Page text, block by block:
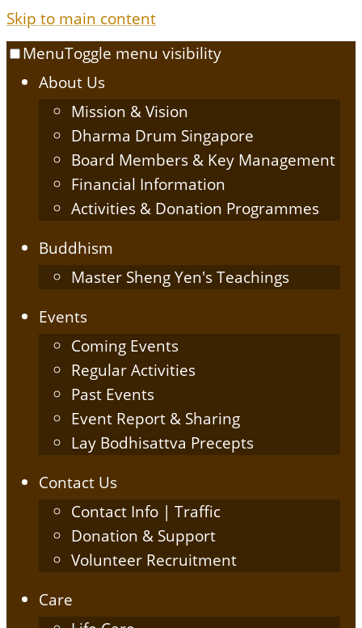
Skip to main content
MenuToggle menu visibility
About Us
Mission & Vision
Dharma Drum Singapore
Board Members & Key Management
Financial Information
Activities & Donation Programmes
Buddhism
Master Sheng Yen's Teachings
Events
Coming Events
Regular Activities
Past Events
Event Report & Sharing
Lay Bodhisattva Precepts
Contact Us
Contact Info | Traffic
Donation & Support
Volunteer Recruitment
Care